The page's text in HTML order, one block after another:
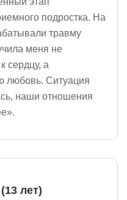
подростка. На
травму
меня не
сердцу, а
любовь. Ситуация
наши отношения
лет)